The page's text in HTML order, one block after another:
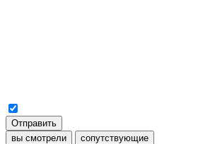
Отправить
вы смотрели
сопутствующие